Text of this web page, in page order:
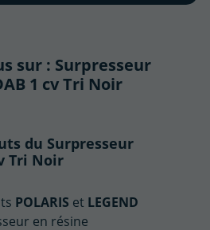
sur : Surpresseur
1 cv Tri Noir
du Surpresseur
Tri Noir
POLARIS et LEGEND
en résine